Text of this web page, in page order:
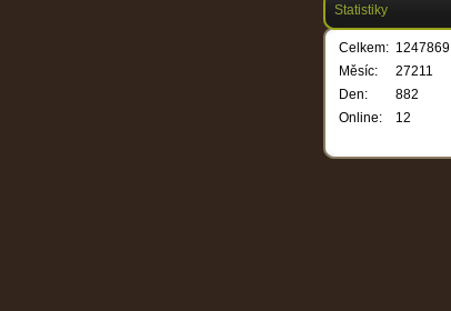
Statistiky
Online: 12
Celkem: 1247869
Měsíc:
27211
Den:
882